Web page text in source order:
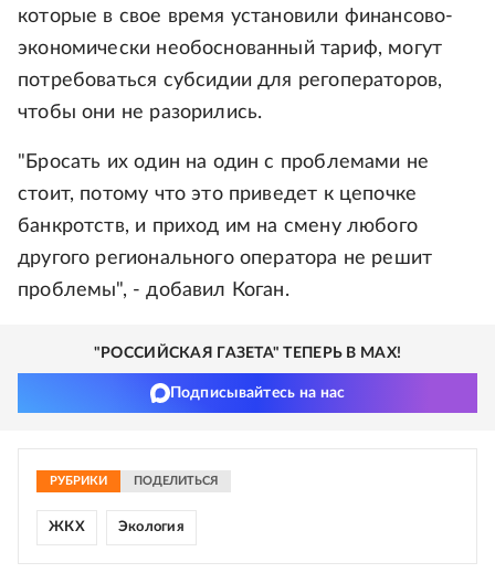
которые в свое время установили финансово-
экономически необоснованный тариф, могут
потребоваться субсидии для регоператоров,
чтобы они не разорились.
"Бросать их один на один с проблемами не
стоит, потому что это приведет к цепочке
банкротств, и приход им на смену любого
другого регионального оператора не решит
проблемы", - добавил Коган.
"РОССИЙСКАЯ ГАЗЕТА" ТЕПЕРЬ В MAX!
Подписывайтесь на нас
РУБРИКИ ПОДЕЛИТЬСЯ
ЖКХ Экология